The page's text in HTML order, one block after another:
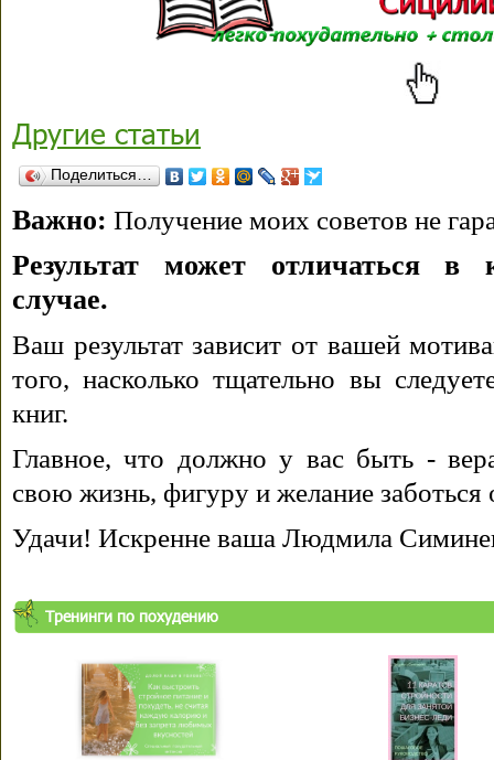
Другие статьи
Поделиться…
Важно: Получение моих советов не
Результат может отличаться в
случае.
Ваш результат зависит от вашей
того, насколько тщательно вы
книг.
Главное, что должно у вас быть -
свою жизнь, фигуру и желание заботься
Удачи! Искренне ваша Людмила
Тренинги по похудению